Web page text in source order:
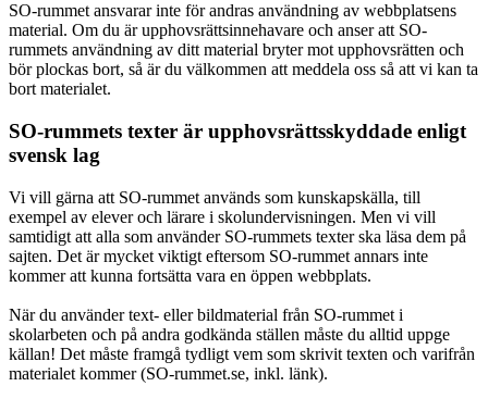
SO-rummet ansvarar inte för andras användning av webbplatsens
material. Om du är upphovsrättsinnehavare och anser att SO-
rummets användning av ditt material bryter mot upphovsrätten och
bör plockas bort, så är du välkommen att meddela oss så att vi kan ta
bort materialet.
SO-rummets texter är upphovsrättsskyddade enligt
svensk lag
Vi vill gärna att SO-rummet används som kunskapskälla, till
exempel av elever och lärare i skolundervisningen. Men vi vill
samtidigt att alla som använder SO-rummets texter ska läsa dem på
sajten. Det är mycket viktigt eftersom SO-rummet annars inte
kommer att kunna fortsätta vara en öppen webbplats.
När du använder text- eller bildmaterial från SO-rummet i
skolarbeten och på andra godkända ställen måste du alltid uppge
källan! Det måste framgå tydligt vem som skrivit texten och varifrån
materialet kommer (SO-rummet.se, inkl. länk).